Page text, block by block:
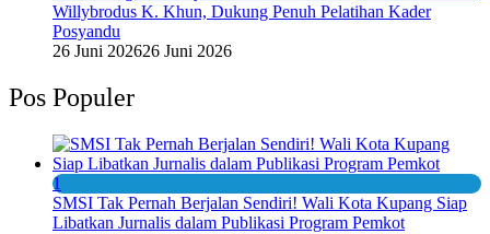
Willybrodus K. Khun, Dukung Penuh Pelatihan Kader
Posyandu
26 Juni 202626 Juni 2026
Pos Populer
1
SMSI Tak Pernah Berjalan Sendiri! Wali Kota Kupang Siap
Libatkan Jurnalis dalam Publikasi Program Pemkot